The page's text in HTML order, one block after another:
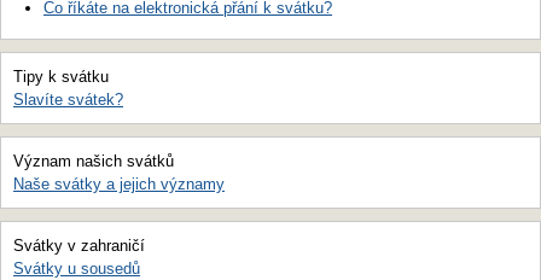
Co říkáte na elektronická přání k svátku?
Tipy k svátku
Slavíte svátek?
Význam našich svátků
Naše svátky a jejich významy
Svátky v zahraničí
Svátky u sousedů